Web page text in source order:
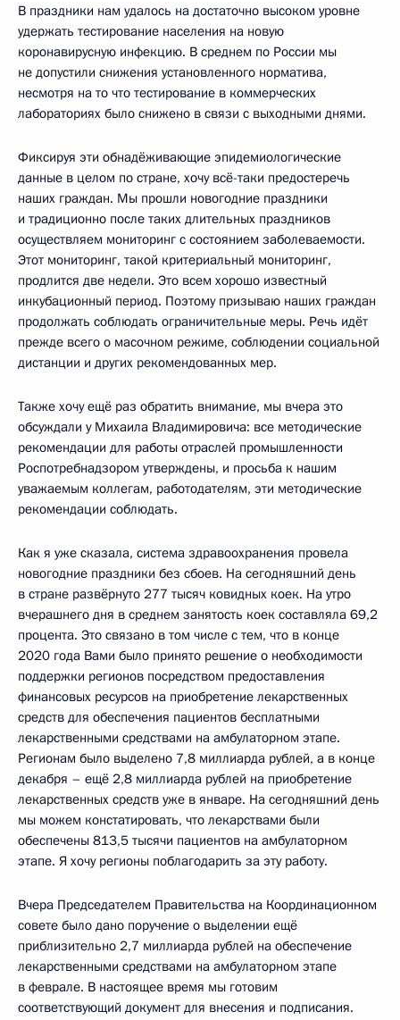
В праздники нам удалось на достаточно высоком уровне
удержать тестирование населения на новую
коронавирусную инфекцию. В среднем по России мы
не допустили снижения установленного норматива,
несмотря на то что тестирование в коммерческих
лабораториях было снижено в связи с выходными днями.
Фиксируя эти обнадёживающие эпидемиологические
данные в целом по стране, хочу всё-таки предостеречь
наших граждан. Мы прошли новогодние праздники
и традиционно после таких длительных праздников
осуществляем мониторинг с состоянием заболеваемости.
Этот мониторинг, такой критериальный мониторинг,
продлится две недели. Это всем хорошо известный
инкубационный период. Поэтому призываю наших граждан
продолжать соблюдать ограничительные меры. Речь идёт
прежде всего о масочном режиме, соблюдении социальной
дистанции и других рекомендованных мер.
Также хочу ещё раз обратить внимание, мы вчера это
обсуждали у Михаила Владимировича: все методические
рекомендации для работы отраслей промышленности
Роспотребнадзором утверждены, и просьба к нашим
уважаемым коллегам, работодателям, эти методические
рекомендации соблюдать.
Как я уже сказала, система здравоохранения провела
новогодние праздники без сбоев. На сегодняшний день
в стране развёрнуто 277 тысяч ковидных коек. На утро
вчерашнего дня в среднем занятость коек составляла 69,2
процента. Это связано в том числе с тем, что в конце
2020 года Вами было принято решение о необходимости
поддержки регионов посредством предоставления
финансовых ресурсов на приобретение лекарственных
средств для обеспечения пациентов бесплатными
лекарственными средствами на амбулаторном этапе.
Регионам было выделено 7,8 миллиарда рублей, а в конце
декабря – ещё 2,8 миллиарда рублей на приобретение
лекарственных средств уже в январе. На сегодняшний день
мы можем констатировать, что лекарствами были
обеспечены 813,5 тысячи пациентов на амбулаторном
этапе. Я хочу регионы поблагодарить за эту работу.
Вчера Председателем Правительства на Координационном
совете было дано поручение о выделении ещё
приблизительно 2,7 миллиарда рублей на обеспечение
лекарственными средствами на амбулаторном этапе
в феврале. В настоящее время мы готовим
соответствующий документ для внесения и подписания.